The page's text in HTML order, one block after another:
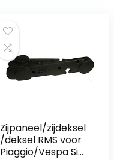
Zijpaneel/zijdeksel
/deksel RMS voor
Piaggio/Vespa Si